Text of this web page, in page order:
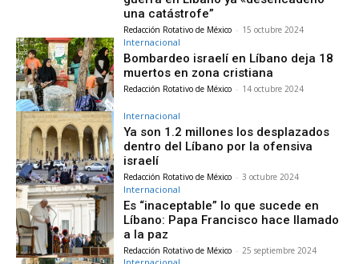
una catástrofe”
Redacción Rotativo de México - 15 octubre 2024
Internacional
Bombardeo israelí en Líbano deja 18
muertos en zona cristiana
Redacción Rotativo de México - 14 octubre 2024
Internacional
Ya son 1.2 millones los desplazados
dentro del Líbano por la ofensiva
israelí
Redacción Rotativo de México - 3 octubre 2024
Internacional
Es “inaceptable” lo que sucede en
Líbano: Papa Francisco hace llamado
a la paz
Redacción Rotativo de México - 25 septiembre 2024